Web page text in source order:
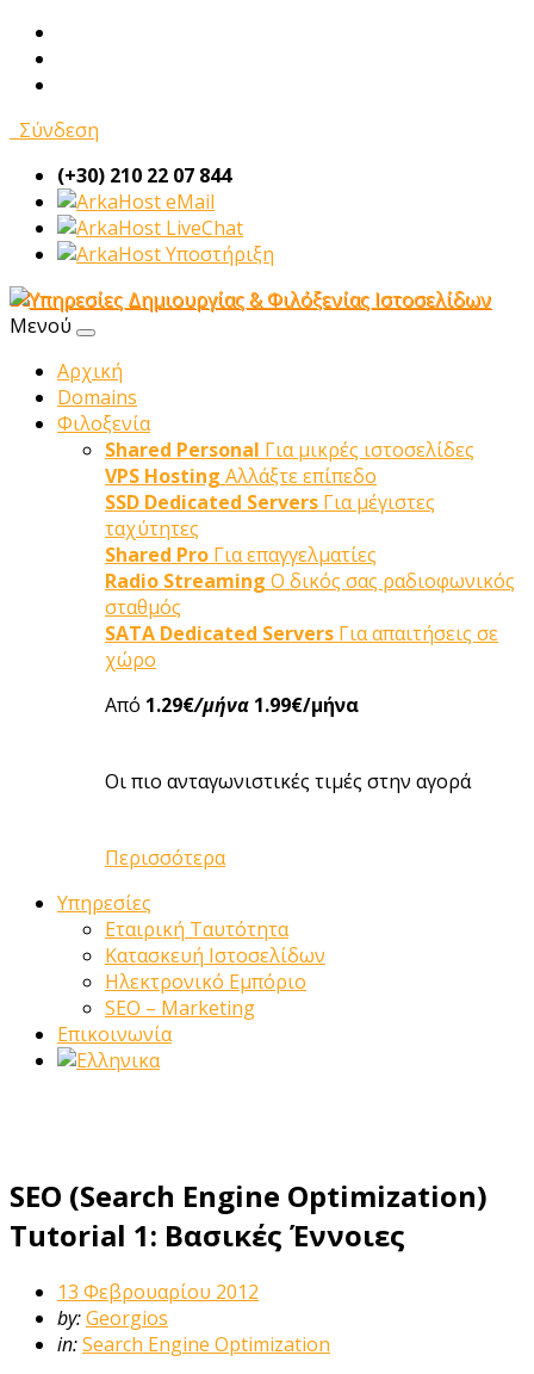
Σύνδεση
(+30) 210 22 07 844
eMail
LiveChat
Υποστήριξη
Μενού
Αρχική
Domains
Φιλοξενία
Shared Personal Για μικρές ιστοσελίδες
VPS Hosting Αλλάξτε επίπεδο
SSD Dedicated Servers Για μέγιστες
ταχύτητες
Shared Pro Για επαγγελματίες
Radio Streaming Ο δικός σας ραδιοφωνικός
σταθμός
SATA Dedicated Servers Για απαιτήσεις σε
χώρο
Από 1.29€/μήνα 1.99€/μήνα
Οι πιο ανταγωνιστικές τιμές στην αγορά
Περισσότερα
Υπηρεσίες
Εταιρική Ταυτότητα
Κατασκευή Ιστοσελίδων
Ηλεκτρονικό Εμπόριο
SEO – Marketing
Επικοινωνία
SEO (Search Engine Optimization)
Tutorial 1: Βασικές Έννοιες
13 Φεβρουαρίου 2012
by:Georgios
in:Search Engine Optimization